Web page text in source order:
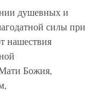
душевных и
силы при
нашествия
Божия,